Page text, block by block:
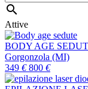

Attive
BODY AGE
Gorgonzola (MI)
349 € 800 €